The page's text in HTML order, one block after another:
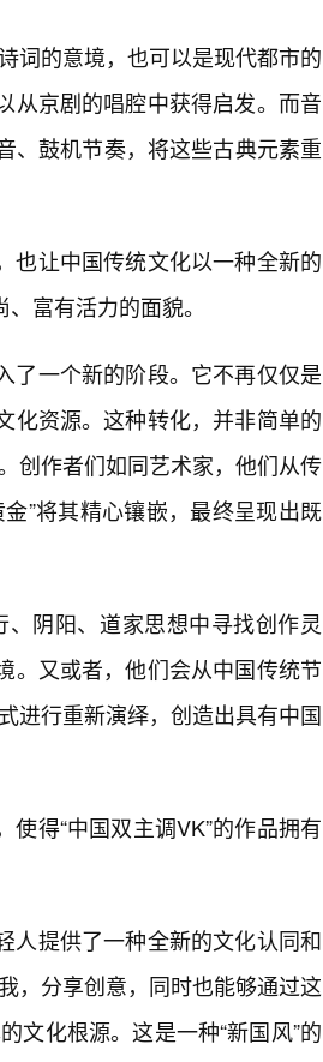
词的意境，也可以是现代都市的
从京剧的唱腔中获得启发。而音
、鼓机节奏，将这些古典元素重
也让中国传统文化以一种全新的
富有活力的面貌。
了一个新的阶段。它不再仅仅是
化资源。这种转化，并非简单的
创作者们如同艺术家，他们从传
”将其精心镶嵌，最终呈现出既
阴阳、道家思想中寻找创作灵
。又或者，他们会从中国传统节
进行重新演绎，创造出具有中国
得“中国双主调VK”的作品拥有
人提供了一种全新的文化认同和
，分享创意，同时也能够通过这
文化根源。这是一种“新国风”的